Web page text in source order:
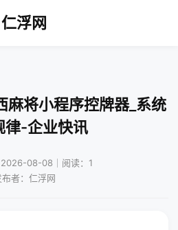
仁浮网
麻将小程序控牌器_系统
律-企业快讯
2026-08-08｜阅读：1
布者：仁浮网